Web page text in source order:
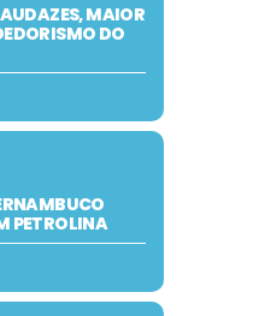
MAIOR
DO
PETROLINA